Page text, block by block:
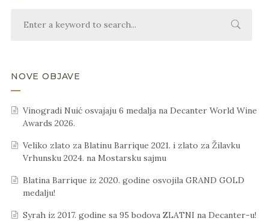
NOVE OBJAVE
Vinogradi Nuić osvajaju 6 medalja na Decanter World Wine
Awards 2026.
Veliko zlato za Blatinu Barrique 2021. i zlato za Žilavku
Vrhunsku 2024. na Mostarsku sajmu
Blatina Barrique iz 2020. godine osvojila GRAND GOLD
medalju!
Syrah iz 2017. godine sa 95 bodova ZLATNI na Decanter-u!